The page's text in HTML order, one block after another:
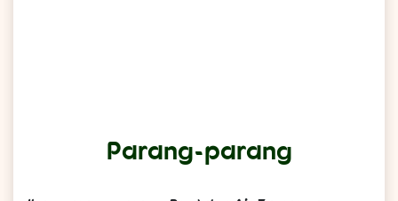
Parang-parang